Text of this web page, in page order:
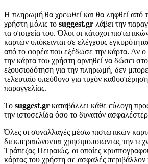
Η πληρωμή θα χρεωθεί και θα ληφθεί από
χρήστη μόλις το suggest.gr λάβει την
τα στοιχεία του. Όλοι οι κάτοχοι
καρτών υπόκεινται σε ελέγχους
από το φορέα που εξέδωσε την κάρτα. Αν
την κάρτα του χρήστη αρνηθεί να δώσει στο
εξουσιοδότηση για την πληρωμή, δεν
τελευταίο υπεύθυνο για τυχόν
παραγγελίας.
Το suggest.gr καταβάλλει κάθε εύλογη
την ιστοσελίδα όσο το δυνατόν
Όλες οι συναλλαγές μέσω πιστωτικών
διεκπεραιώνονται χρησιμοποιώντας την
Τράπεζας Πειραιώς, οι οποίες
κάρτας του χρήστη σε ασφαλές περιβάλλον